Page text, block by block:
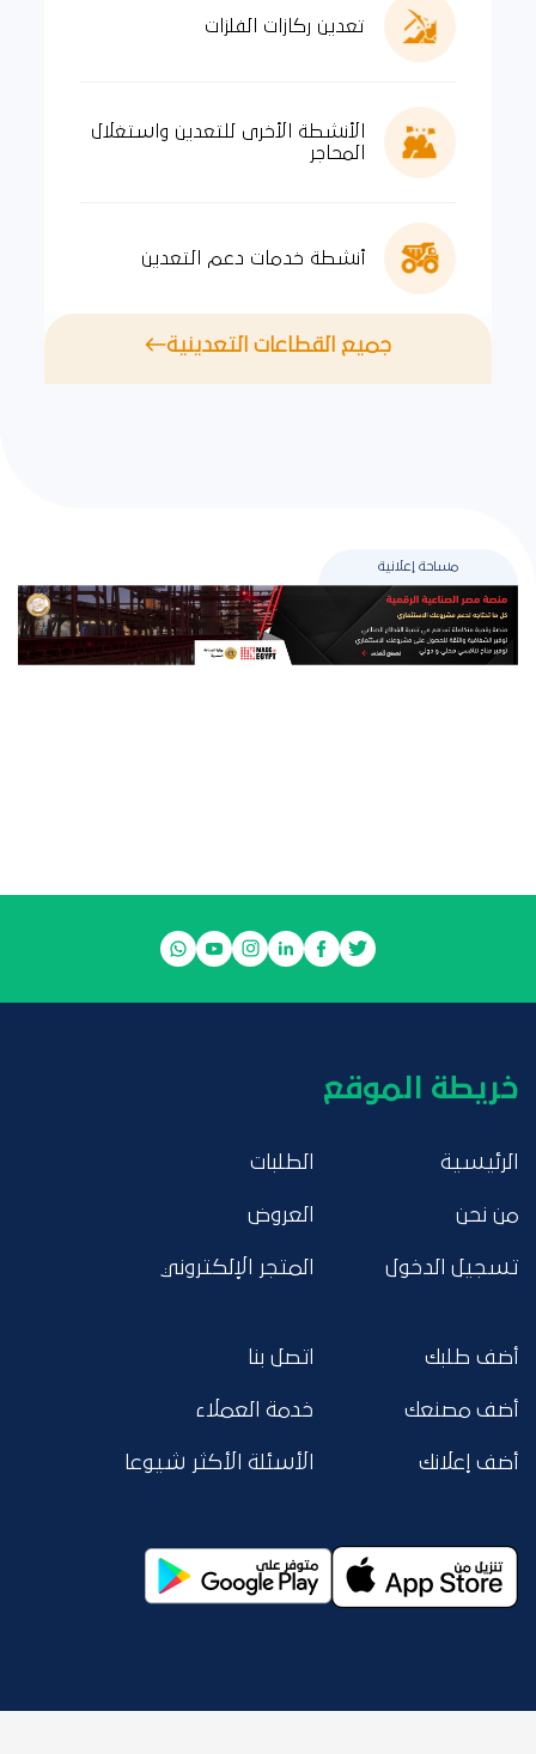
تعدين ركازات الفلزات
الأنشطة الأخرى للتعدين واستغلال
المحاجر
أنشطة خدمات دعم التعدين
جميع القطاعات التعدينية
مساحة إعلانية
خريطة الموقع
الرئيسية
من نحن
تسجيل الدخول
الطلبات
العروض
المتجر الإلكتروني
أضف طلبك
أضف مصنعك
أضف إعلانك
اتصل بنا
خدمة العملاء
الأسئلة الأكثر شيوعا